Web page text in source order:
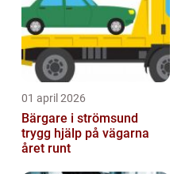
01 april 2026
Bärgare i strömsund
trygg hjälp på vägarna
året runt